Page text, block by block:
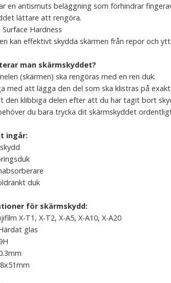
en antismuts beläggning som förhindrar
lättare att rengöra.
Hardness
kan effektivt skydda skärmen från repor och
man skärmskyddet?
(skärmen) ska rengöras med en ren duk.
med att lägga den del som ska klistras på
den klibbiga delen efter att du har tagit bort
du bara trycka dit skärmskyddet
ingår:
duk
för skärmskydd:
X-T1, X-T2, X-A5, X-A10, X-A20
glas